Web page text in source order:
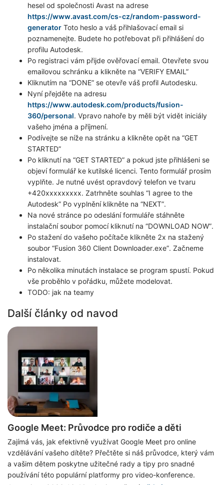
hesel od společnosti Avast na adrese
https://www.avast.com/cs-cz/random-password-
generator Toto heslo a váš přihlašovací email si
poznamenejte. Budete ho potřebovat při přihlášení do
profilu Autodesk.
Po registraci vám přijde ověřovací email. Otevřete svou
emailovou schránku a klikněte na “VERIFY EMAIL”
Kliknutím na “DONE” se otevře váš profil Autodesku.
Nyní přejděte na adresu
https://www.autodesk.com/products/fusion-
360/personal. Vpravo nahoře by měli být vidět iniciály
vašeho jména a příjmení.
Podívejte se níže na stránku a klikněte opět na “GET
STARTED”
Po kliknutí na “GET STARTED” a pokud jste přihlášeni se
objeví formulář ke kutilské licenci. Tento formulář prosím
vyplňte. Je nutné uvést opravdový telefon ve tvaru
+420xxxxxxxxx. Zatrhněte souhlas “I agree to the
Autodesk” Po vyplnění klikněte na “NEXT”.
Na nové stránce po odeslání formuláře stáhněte
instalační soubor pomocí kliknutí na “DOWNLOAD NOW”.
Po stažení do vašeho počítače klikněte 2x na stažený
soubor “Fusion 360 Client Downloader.exe”. Začneme
instalovat.
Po několika minutách instalace se program spustí. Pokud
vše proběhlo v pořádku, můžete modelovat.
TODO: jak na teamy
Další články od navod
Google Meet: Průvodce pro rodiče a děti
Zajímá vás, jak efektivně využívat Google Meet pro online
vzdělávání vašeho dítěte? Přečtěte si náš průvodce, který vám
a vašim dětem poskytne užitečné rady a tipy pro snadné
používání této populární platformy pro video-konference.